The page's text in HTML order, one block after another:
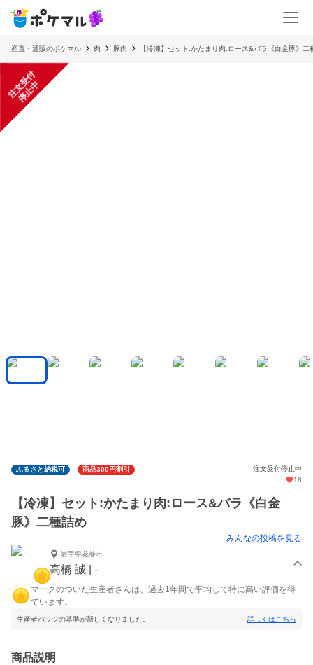
産直・通販のポケマル 肉 豚肉 【冷凍】セット:かたまり肉:ロース&バラ《白金豚》二
注
文
受
付
停
止
中
ふるさと納税可 商品300円割引
注文受付停止中
18
【冷凍】セット:かたまり肉:ロース&バラ《白金
豚》二種詰め
みんなの投稿を見る
岩手県花巻市
高橋 誠 | -
マークのついた生産者さんは、過去1年間で平均して特に高い評価を得
ています。
生産者バッジの基準が新しくなりました。 詳しくはこちら
商品説明